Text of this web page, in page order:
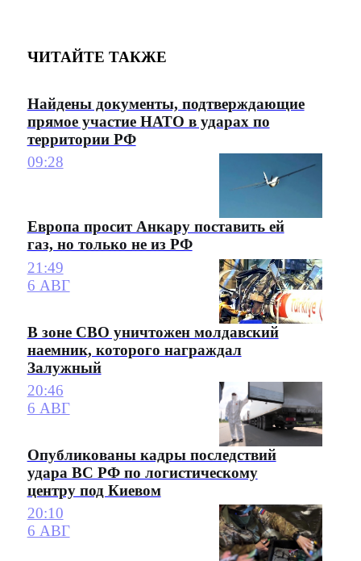
ЧИТАЙТЕ ТАКЖЕ
Найдены документы, подтверждающие
прямое участие НАТО в ударах по
территории РФ
09:28
Европа просит Анкару поставить ей
газ, но только не из РФ
21:49
6 АВГ
В зоне СВО уничтожен молдавский
наемник, которого награждал
Залужный
20:46
6 АВГ
Опубликованы кадры последствий
удара ВС РФ по логистическому
центру под Киевом
20:10
6 АВГ